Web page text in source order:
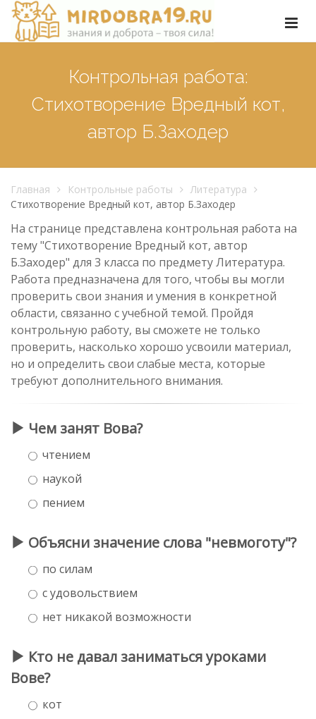
Контрольная работа:
Стихотворение Вредный кот,
автор Б.Заходер
Главная Контрольные работы
Литература
Стихотворение Вредный кот, автор Б.Заходер
На странице представлена контрольная работа на
тему "Стихотворение Вредный кот, автор
Б.Заходер" для 3 класса по предмету Литература.
Работа предназначена для того, чтобы вы могли
проверить свои знания и умения в конкретной
области, связанно с учебной темой. Пройдя
контрольную работу, вы сможете не только
проверить, насколько хорошо усвоили материал,
но и определить свои слабые места, которые
требуют дополнительного внимания.
Чем занят Вова?
чтением
наукой
пением
Объясни значение слова "невмоготу"?
по силам
с удовольствием
нет никакой возможности
Кто не давал заниматься уроками
Вове?
кот